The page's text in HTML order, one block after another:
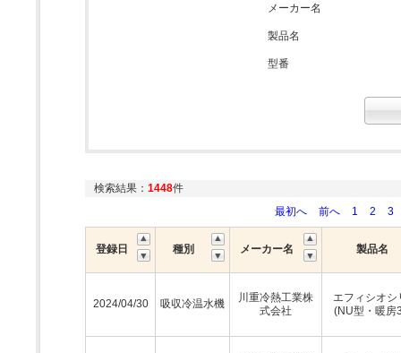
メーカー名
製品名
型番
検索結果： 1448件
最初へ
前へ 1 2 3
登録日 種別 メーカー名 製品名
2024/04/30 吸収冷温水機
川重冷熱工業株
式会社
エフィシオシ
(NU型・暖房